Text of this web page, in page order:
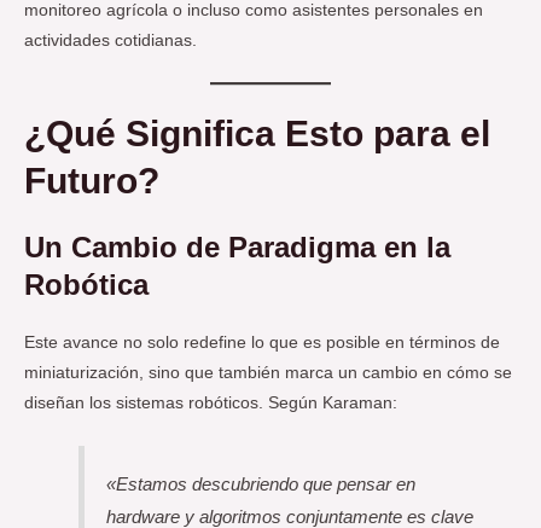
monitoreo agrícola o incluso como asistentes personales en
actividades cotidianas.
¿Qué Significa Esto para el
Futuro?
Un Cambio de Paradigma en la
Robótica
Este avance no solo redefine lo que es posible en términos de
miniaturización, sino que también marca un cambio en cómo se
diseñan los sistemas robóticos. Según Karaman:
«Estamos descubriendo que pensar en
hardware y algoritmos conjuntamente es clave